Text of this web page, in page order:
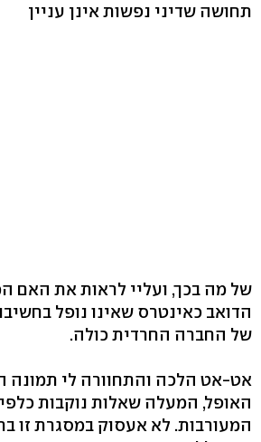
תחושה שדיני נפשות אינן עניין
של מה בכך, ועליי לראות את האם
הדואב כאינטרס שאינו נופל
של החברה החרדית כולה.
אט-אט הלכה והתחוורה לי תמונה
האופל, המעלה שאלות נוקבות
המעורבות. לא אעסוק במסגרת זו